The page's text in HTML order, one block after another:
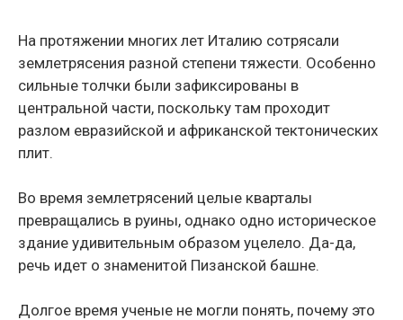
На протяжении многих лет Италию сотрясали
землетрясения разной степени тяжести. Особенно
сильные толчки были зафиксированы в
центральной части, поскольку там проходит
разлом евразийской и африканской тектонических
плит.
Во время землетрясений целые кварталы
превращались в руины, однако одно историческое
здание удивительным образом уцелело. Да-да,
речь идет о знаменитой Пизанской башне.
Долгое время ученые не могли понять, почему это